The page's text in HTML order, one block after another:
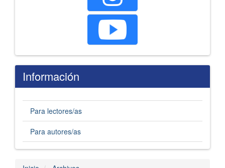
Información
Para lectores/as
Para autores/as